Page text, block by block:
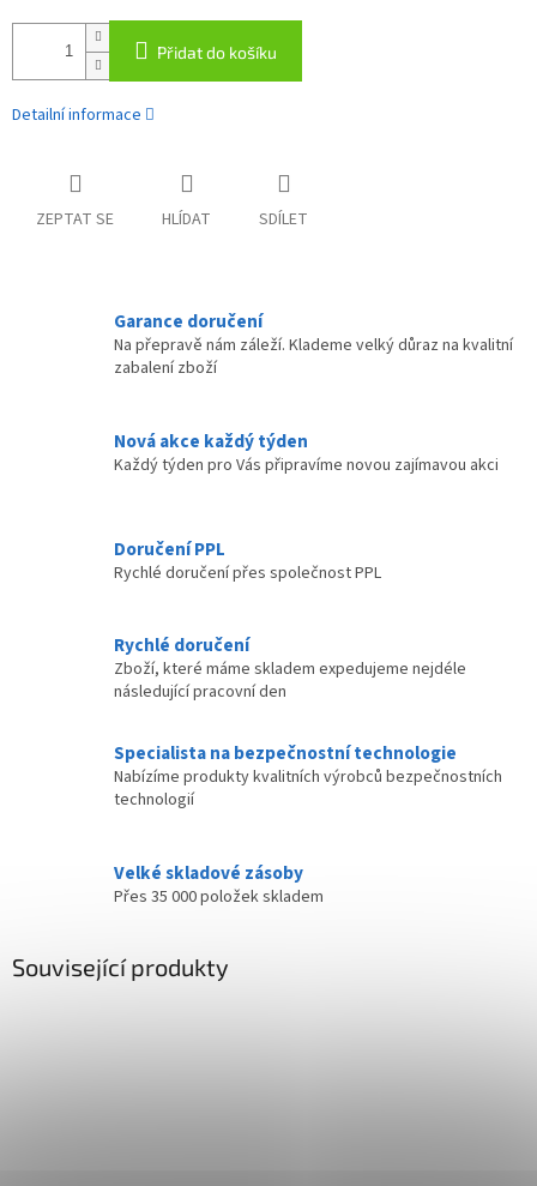
Přidat do košíku
Detailní informace
ZEPTAT SE HLÍDAT SDÍLET
Garance doručení
Na přepravě nám záleží. Klademe velký důraz na kvalitní
zabalení zboží
Nová akce každý týden
Každý týden pro Vás připravíme novou zajímavou akci
Doručení PPL
Rychlé doručení přes společnost PPL
Rychlé doručení
Zboží, které máme skladem expedujeme nejdéle
následující pracovní den
Specialista na bezpečnostní technologie
Nabízíme produkty kvalitních výrobců bezpečnostních
technologií
Velké skladové zásoby
Přes 35 000 položek skladem
Související produkty